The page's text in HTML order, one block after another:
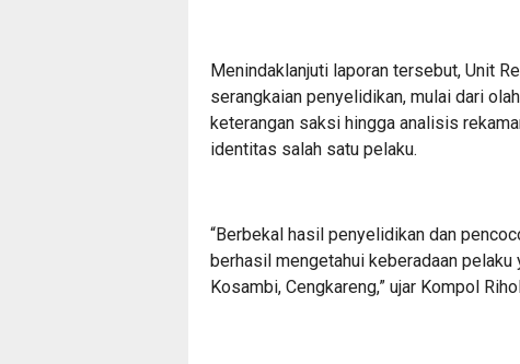
Menindaklanjuti laporan tersebut, Unit
serangkaian penyelidikan, mulai dari
keterangan saksi hingga analisis
identitas salah satu pelaku.
“Berbekal hasil penyelidikan dan
berhasil mengetahui keberadaan
Kosambi, Cengkareng,” ujar Kompol